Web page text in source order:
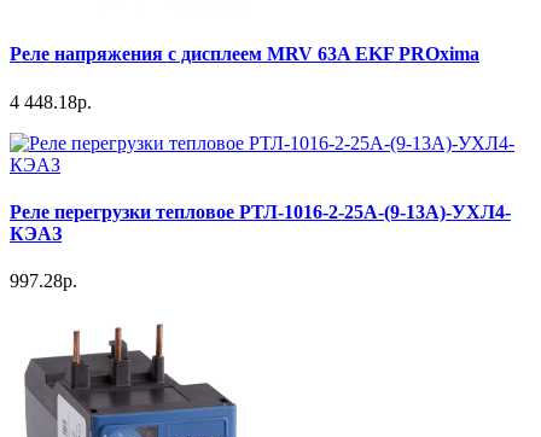
Реле напряжения с дисплеем MRV 63A EKF PROxima
4 448.18р.
Реле перегрузки тепловое РТЛ-1016-2-25А-(9-13А)-УХЛ4-
КЭАЗ
997.28р.